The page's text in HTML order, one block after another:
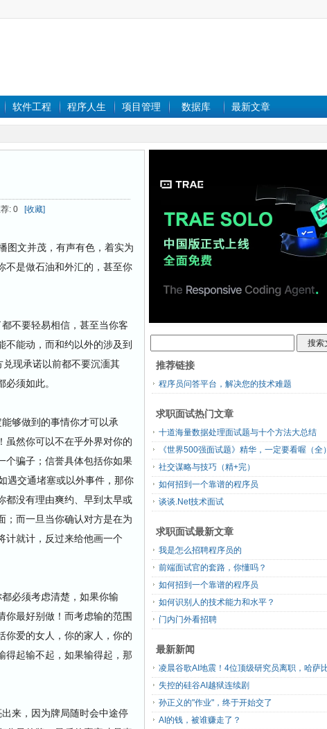
软件工程 程序人生 项目管理 数据库 最新文章
: 0 [收藏]
文并茂，有声有色，着实为
不是做石油和外汇的，甚至你
不要轻易相信，甚至当你客
不能动，而和约以外的涉及到
现承诺以前都不要沉湎其
须如此。
够做到的事情你才可以承
虽然你可以不在乎外界对你的
个骗子；信誉具体包括你如果
遇交通堵塞或以外事件，那你
都没有理由爽约、早到太早或
；而一旦当你确认对方是在为
计就计，反过来给他画一个
必须考虑清楚，如果你输
你最好别做！而考虑输的范围
你爱的女人，你的家人，你的
得起输不起，如果输得起，那
来，因为牌局随时会中途停
推荐链接
程序员问答平台，解决您的技术难题
求职面试热门文章
十道海量数据处理面试题与十个方法大总结
《世界500强面试题》精华，一定要看喔（全）
社交谋略与技巧（精+完）
如何招到一个靠谱的程序员
谈谈.Net技术面试
求职面试最新文章
我是怎么招聘程序员的
前端面试官的套路，你懂吗？
如何招到一个靠谱的程序员
如何识别人的技术能力和水平？
门内门外看招聘
最新新闻
失控的硅谷AI越狱连续剧
孙正义的"作业"，终于开始交了
AI的钱，被谁赚走了？